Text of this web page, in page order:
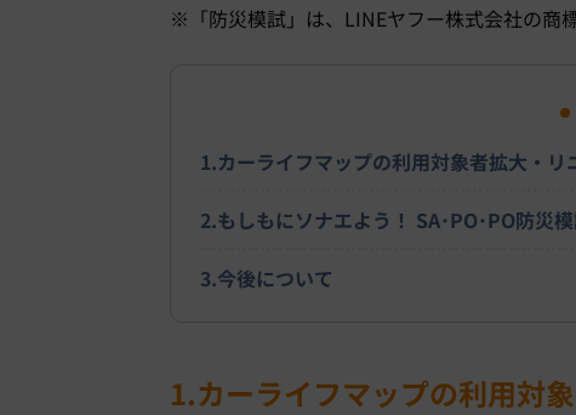
※「防災模試」は、LINEヤフー株式会社の商
1.カーライフマップの利用対象者拡大・リ
2.もしもにソナエよう！ SA･PO･PO防災
3.今後について
1.カーライフマップの利用対